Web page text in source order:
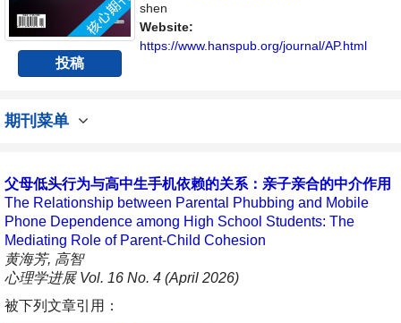
投稿
传播、分享和讨论心理学领域内不同方向问题
与发展的交流平台。
shen
Website:
https://www.hanspub.org/journal/AP.html
期刊菜单
父母低头行为与高中生手机依赖的关系：亲子亲合的中介作用
The Relationship between Parental Phubbing and Mobile
Phone Dependence among High School Students: The
Mediating Role of Parent-Child Cohesion
黄海芳, 高智
心理学进展 Vol. 16 No. 4 (April 2026)
被下列文章引用：